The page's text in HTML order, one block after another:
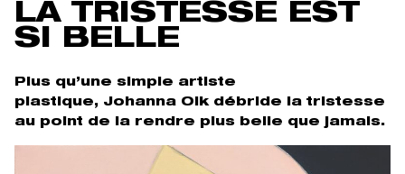
LA TRISTESSE EST
SI BELLE
Plus qu’une simple artiste
plastique, Johanna Olk débride la tristesse
au point de la rendre plus belle que jamais.